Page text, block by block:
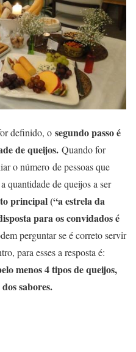
definido, o segundo passo é
de queijos. Quando for
o número de pessoas que
quantidade de queijos a ser
principal (“a estrela da
para os convidados é
perguntar se é correto servir
para esses a resposta é:
menos 4 tipos de queijos,
sabores.